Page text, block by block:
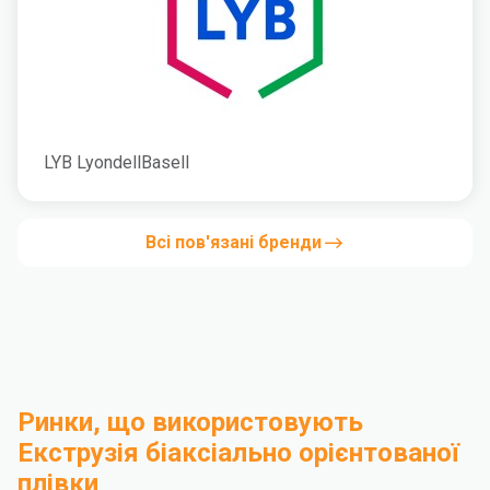
LYB LyondellBasell
Всі пов'язані бренди
Ринки, що використовують
Екструзія біаксіально орієнтованої
плівки